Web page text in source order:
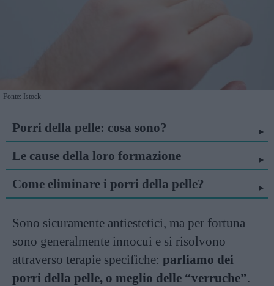
Fonte: Istock
Porri della pelle: cosa sono?
Le cause della loro formazione
Come eliminare i porri della pelle?
Sono sicuramente antiestetici, ma per fortuna
sono generalmente innocui e si risolvono
attraverso terapie specifiche: parliamo dei
porri della pelle, o meglio delle “verruche”.